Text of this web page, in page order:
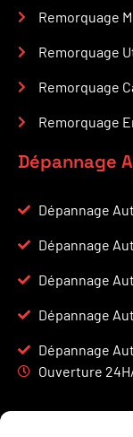
Remorquage
Remorquage
Remorquage
Remorquage
Dépannage
Dépannage
Dépannage
Dépannage
Dépannage
Dépannage
Ouverture